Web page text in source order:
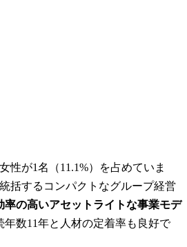
性が1名（11.1%）を占めていま
括するコンパクトなグループ経営
率の高いアセットライトな事業モデ
数11年と人材の定着率も良好で